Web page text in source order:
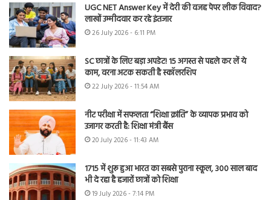
UGC NET Answer Key में देरी की वजह पेपर लीक विवाद?
लाखों उम्मीदवार कर रहे इंतजार
26 July 2026 - 6:11 PM
SC छात्रों के लिए बड़ा अपडेट! 15 अगस्त से पहले कर लें ये
काम, वरना अटक सकती है स्कॉलरशिप
22 July 2026 - 11:54 AM
नीट परीक्षा में सफलता “शिक्षा क्रांति” के व्यापक प्रभाव को
उजागर करती है: शिक्षा मंत्री बैंस
20 July 2026 - 11:43 AM
1715 में शुरू हुआ भारत का सबसे पुराना स्कूल, 300 साल बाद
भी दे रहा है हजारों छात्रों को शिक्षा
19 July 2026 - 7:14 PM